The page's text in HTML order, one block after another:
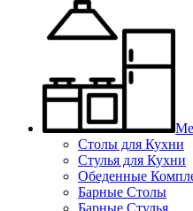
Столы для Кухни
Стулья для Кухни
Обеденные
Барные Столы
Барные Стулья